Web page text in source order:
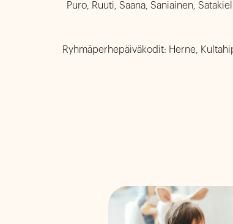
Puro, Ruuti, Saana, Saniainen,
Ryhmäperhepäiväkodit: Herne,